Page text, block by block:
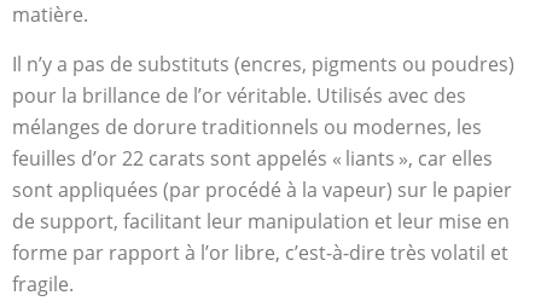
matière.
Il n’y a pas de substituts (encres, pigments ou poudres)
pour la brillance de l’or véritable. Utilisés avec des
mélanges de dorure traditionnels ou modernes, les
feuilles d’or 22 carats sont appelés « liants », car elles
sont appliquées (par procédé à la vapeur) sur le papier
de support, facilitant leur manipulation et leur mise en
forme par rapport à l’or libre, c’est-à-dire très volatil et
fragile.